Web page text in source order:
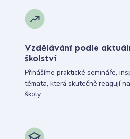
Vzdělávání podle
školství
Přinášíme praktické semináře,
témata, která skutečně reagují
školy.